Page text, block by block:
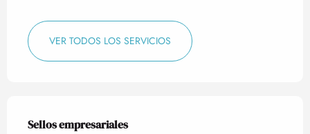
VER TODOS LOS SERVICIOS
Oferta de prestaciones
Sellos empresariales
Sellos empresariales